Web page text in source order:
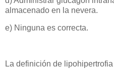
almacenado en la nevera.
e) Ninguna es correcta.
La definición de lipohipertrofia